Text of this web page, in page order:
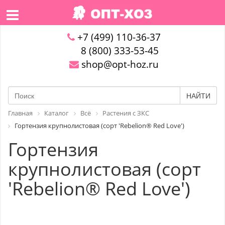
+7 (499) 110-36-37
8 (800) 333-53-45
shop@opt-hoz.ru
НАЙТИ
Главная Каталог Всё
Растения с ЗКС
Гортензия крупнолистовая (сорт 'Rebelion® Red Love')
Гортензия
крупнолистовая (сорт
'Rebelion® Red Love')